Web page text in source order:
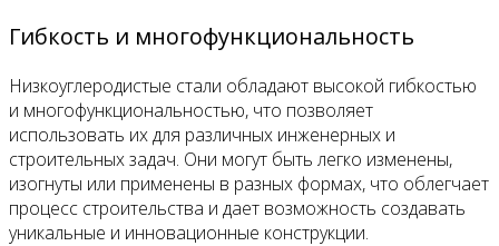
Гибкость и многофункциональность
Низкоуглеродистые стали обладают высокой гибкостью
и многофункциональностью, что позволяет
использовать их для различных инженерных и
строительных задач. Они могут быть легко изменены,
изогнуты или применены в разных формах, что облегчает
процесс строительства и дает возможность создавать
уникальные и инновационные конструкции.